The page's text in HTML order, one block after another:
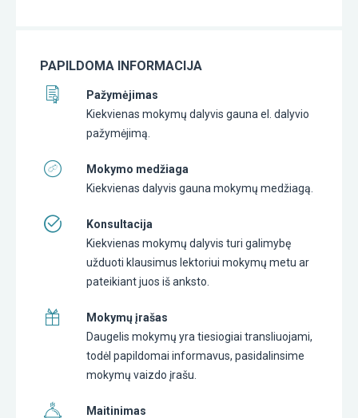
PAPILDOMA INFORMACIJA
Pažymėjimas
Kiekvienas mokymų dalyvis gauna el. dalyvio
pažymėjimą.
Mokymo medžiaga
Kiekvienas dalyvis gauna mokymų medžiagą.
Konsultacija
Kiekvienas mokymų dalyvis turi galimybę
užduoti klausimus lektoriui mokymų metu ar
pateikiant juos iš anksto.
Mokymų įrašas
Daugelis mokymų yra tiesiogiai transliuojami,
todėl papildomai informavus, pasidalinsime
mokymų vaizdo įrašu.
Maitinimas